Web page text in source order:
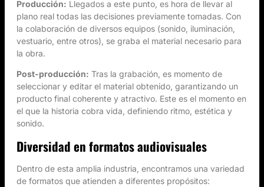
Producción: Llegados a este punto, es hora de llevar al
plano real todas las decisiones previamente tomadas. Con
la colaboración de diversos equipos (sonido, iluminación,
vestuario, entre otros), se graba el material necesario para
la obra.
Post-producción: Tras la grabación, es momento de
seleccionar y editar el material obtenido, garantizando un
producto final coherente y atractivo. Este es el momento en
el que la historia cobra vida, definiendo ritmo, estética y
sonido.
Diversidad en formatos audiovisuales
Dentro de esta amplia industria, encontramos una variedad
de formatos que atienden a diferentes propósitos: